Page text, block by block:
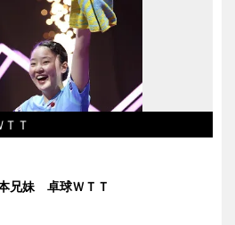
Ｔ
兄妹 卓球ＷＴＴ